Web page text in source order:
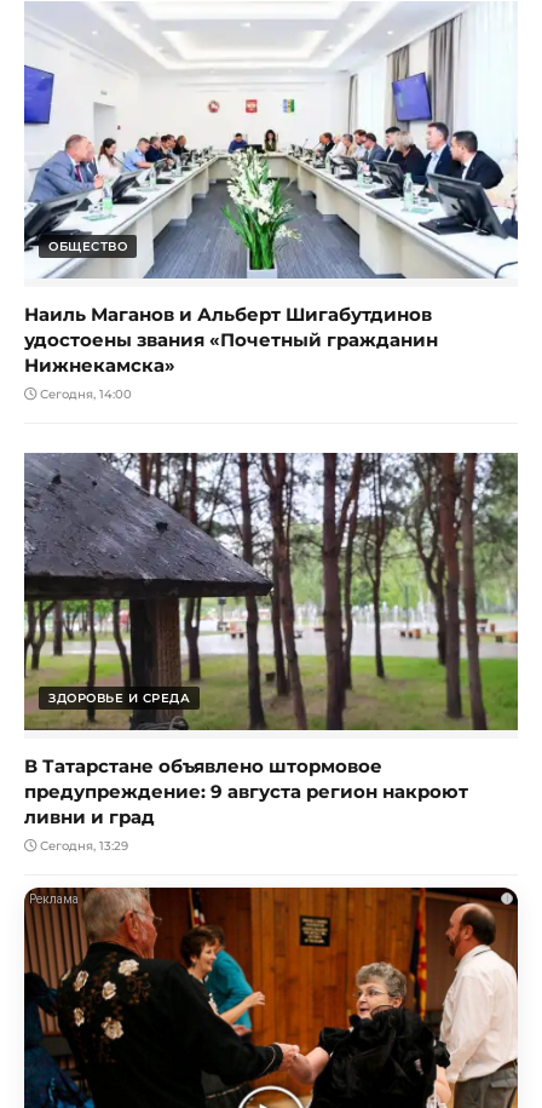
ОБЩЕСТВО
Наиль Маганов и Альберт Шигабутдинов
удостоены звания «Почетный гражданин
Нижнекамска»
Сегодня, 14:00
ЗДОРОВЬЕ И СРЕДА
В Татарстане объявлено штормовое
предупреждение: 9 августа регион накроют
ливни и град
Сегодня, 13:29
i